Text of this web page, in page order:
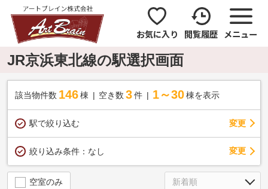
お気に入り 閲覧履歴 メニュー
JR京浜東北線の駅選択画面
該当物件数 146棟 空き数 3 件 1～30 棟を表示
駅で絞り込む 変更
絞り込み条件： なし 変更
空室のみ